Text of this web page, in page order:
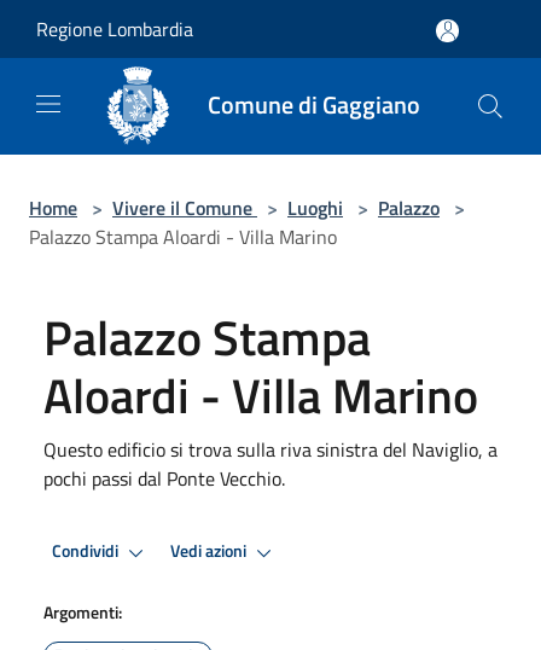
Regione Lombardia
Comune di Gaggiano
Home > Vivere il Comune > Luoghi > Palazzo >
Palazzo Stampa Aloardi - Villa Marino
Palazzo Stampa
Aloardi - Villa Marino
Questo edificio si trova sulla riva sinistra del Naviglio, a
pochi passi dal Ponte Vecchio.
Condividi Vedi azioni
Argomenti: